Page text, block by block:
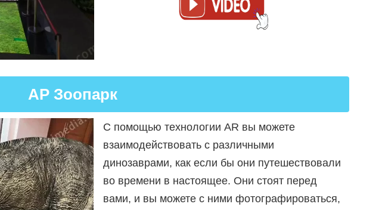
АР Зоопарк
С помощью технологии AR вы можете
взаимодействовать с различными
динозаврами, как если бы они путешествовали
во времени в настоящее. Они стоят перед
вами, и вы можете с ними фотографироваться,